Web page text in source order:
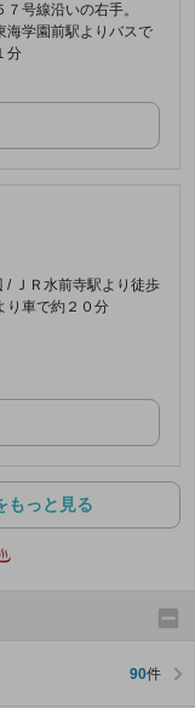
７号線沿いの右手。
学園前駅よりバスで
分
/ ＪＲ水前寺駅より徒歩
り車で約２０分
もっと見る
90件